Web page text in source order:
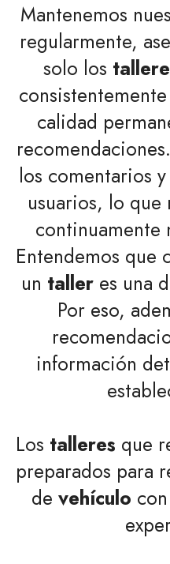
Mantenemos
regularmente,
solo los
calidad
los comentarios
usuarios, lo que
continuamente
Entendemos que
un talleres una
Por eso,
información
Los talleres que
preparados para
de vehículo